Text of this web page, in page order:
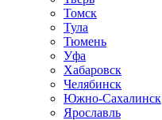
Томск
Тула
Тюмень
Уфа
Хабаровск
Челябинск
Южно-Сахалинск
Ярославль